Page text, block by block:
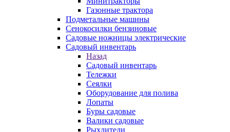
Газонные трактора
Подметальные машины
Сенокосилки бензиновые
Садовые ножницы электрические
Садовый инвентарь
Назад
Садовый инвентарь
Тележки
Сеялки
Оборудование для полива
Лопаты
Буры садовые
Валики садовые
Рыхлители